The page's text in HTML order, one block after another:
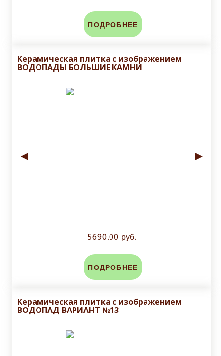
ПОДРОБНЕЕ
Керамическая плитка с изображением
ВОДОПАДЫ БОЛЬШИЕ КАМНИ
◄ ►
5690.00 руб.
ПОДРОБНЕЕ
Керамическая плитка с изображением
ВОДОПАД ВАРИАНТ №13